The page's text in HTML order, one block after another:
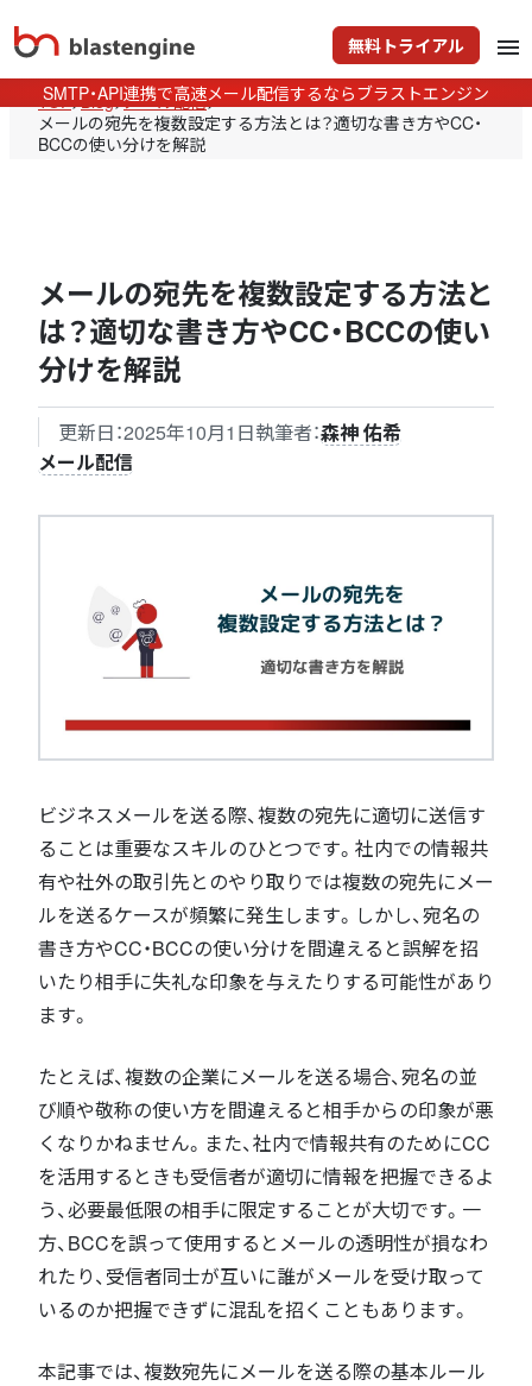
無料トライアル menu
SMTP・API連携で高速メール配信するならブラストエンジン
TOP>Blog>メール配信>
メールの宛先を複数設定する方法とは？適切な書き方やCC・
BCCの使い分けを解説
メールの宛先を複数設定する方法と
は？適切な書き方やCC・BCCの使い
分けを解説
更新日：2025年10月1日執筆者：森神 佑希
メール配信
ビジネスメールを送る際、複数の宛先に適切に送信す
ることは重要なスキルのひとつです。社内での情報共
有や社外の取引先とのやり取りでは複数の宛先にメー
ルを送るケースが頻繁に発生します。しかし、宛名の
書き方やCC・BCCの使い分けを間違えると誤解を招
いたり相手に失礼な印象を与えたりする可能性があり
ます。
たとえば、複数の企業にメールを送る場合、宛名の並
び順や敬称の使い方を間違えると相手からの印象が悪
くなりかねません。また、社内で情報共有のためにCC
を活用するときも受信者が適切に情報を把握できるよ
う、必要最低限の相手に限定することが大切です。一
方、BCCを誤って使用するとメールの透明性が損なわ
れたり、受信者同士が互いに誰がメールを受け取って
いるのか把握できずに混乱を招くこともあります。
本記事では、複数宛先にメールを送る際の基本ルール